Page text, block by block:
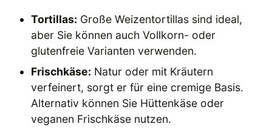
Tortillas: Große Weizentortillas sind ideal,
aber Sie können auch Vollkorn- oder
glutenfreie Varianten verwenden.
Frischkäse: Natur oder mit Kräutern
verfeinert, sorgt er für eine cremige Basis.
Alternativ können Sie Hüttenkäse oder
veganen Frischkäse nutzen.